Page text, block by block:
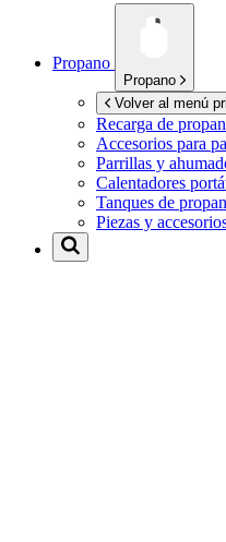
Propano
Propano
Volver al menú
Recarga de
Accesorios para
Parrillas y
Calentadores
Tanques de
Piezas y